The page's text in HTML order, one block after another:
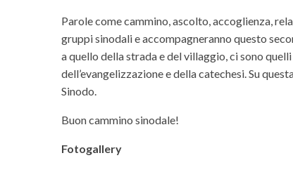
Parole come cammino, ascolto, accoglienza,
gruppi sinodali e accompagneranno questo
a quello della strada e del villaggio, ci sono
dell’evangelizzazione e della catechesi. Su
Sinodo.
Buon cammino sinodale!
Fotogallery